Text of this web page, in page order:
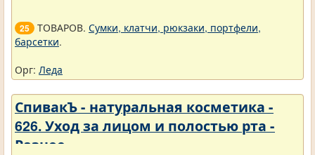
25 ТОВАРОВ. Сумки, клатчи, рюкзаки, портфели,
барсетки.
Орг: Леда
СпивакЪ - натуральная косметика -
626. Уход за лицом и полостью рта -
Разное